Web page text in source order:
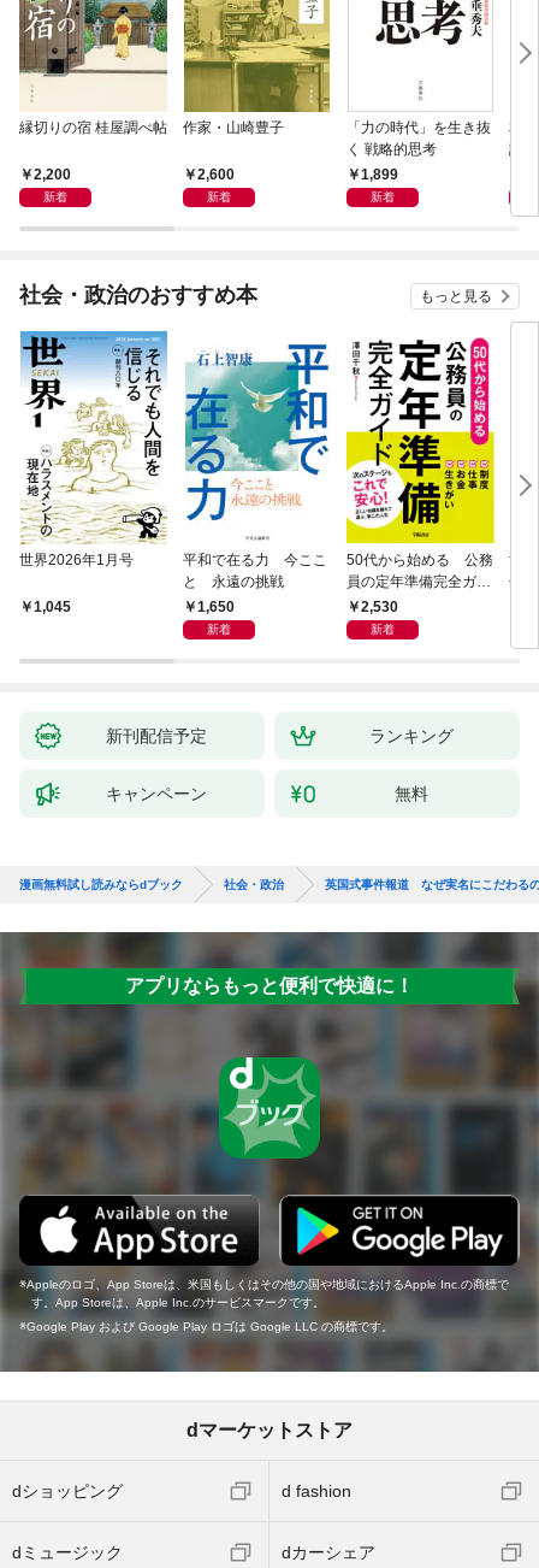
縁切りの宿 桂屋調べ帖
2,200
新着
作家・山崎豊子
2,600
新着
「力の時代」を生き抜
く 戦略的思考
1,899
新着
本
話）
社会・政治のおすすめ本 もっと見る
世界2026年1月号
1,045
平和で在る力 今ここ
と 永遠の挑戦
1,650
新着
50代から始める 公務
員の定年準備完全ガイ
ド2,530
新着
世
化
新刊配信予定 ランキング
キャンペーン 無料
漫画無料試し読みならdブック 社会・政治 英国式事件報道 なぜ実名にこだわる
アプリならもっと便利で快適に！
Appleのロゴ、App Storeは、米国もしくはその他の国や地域におけるApple Inc.の商標で
す。App Storeは、Apple Inc.のサービスマークです。
Google Play および Google Play ロゴは Google LLC の商標です。
dマーケットストア
dショッピング d fashion
dミュージック dカーシェア